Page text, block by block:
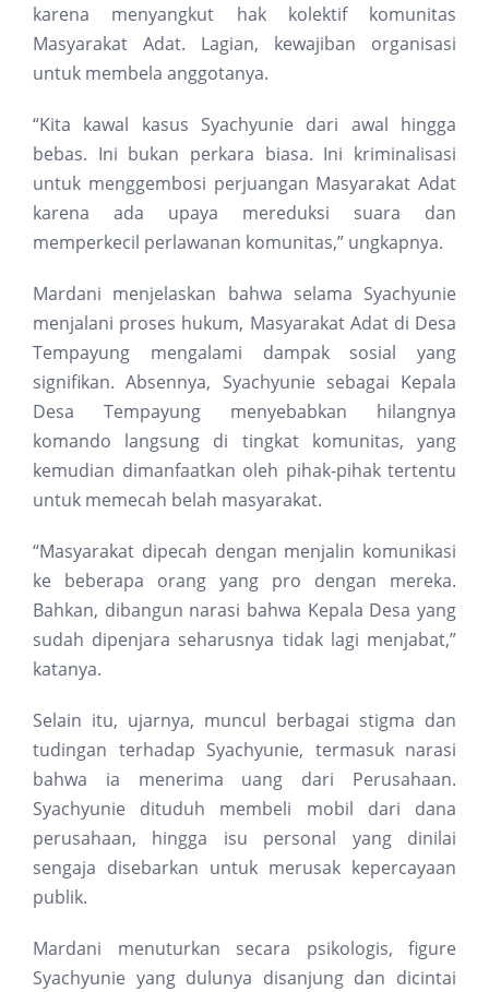
karena menyangkut hak kolektif komunitas
Masyarakat Adat. Lagian, kewajiban organisasi
untuk membela anggotanya.
“Kita kawal kasus Syachyunie dari awal hingga
bebas. Ini bukan perkara biasa. Ini kriminalisasi
untuk menggembosi perjuangan Masyarakat Adat
karena ada upaya mereduksi suara dan
memperkecil perlawanan komunitas,” ungkapnya.
Mardani menjelaskan bahwa selama Syachyunie
menjalani proses hukum, Masyarakat Adat di Desa
Tempayung mengalami dampak sosial yang
signifikan. Absennya, Syachyunie sebagai Kepala
Desa Tempayung menyebabkan hilangnya
komando langsung di tingkat komunitas, yang
kemudian dimanfaatkan oleh pihak-pihak tertentu
untuk memecah belah masyarakat.
“Masyarakat dipecah dengan menjalin komunikasi
ke beberapa orang yang pro dengan mereka.
Bahkan, dibangun narasi bahwa Kepala Desa yang
sudah dipenjara seharusnya tidak lagi menjabat,”
katanya.
Selain itu, ujarnya, muncul berbagai stigma dan
tudingan terhadap Syachyunie, termasuk narasi
bahwa ia menerima uang dari Perusahaan.
Syachyunie dituduh membeli mobil dari dana
perusahaan, hingga isu personal yang dinilai
sengaja disebarkan untuk merusak kepercayaan
publik.
Mardani menuturkan secara psikologis, figure
Syachyunie yang dulunya disanjung dan dicintai